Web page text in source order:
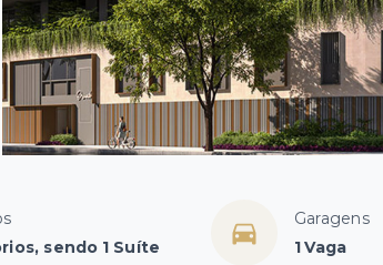
sendo 1 Suíte
Garagens
1 Vaga